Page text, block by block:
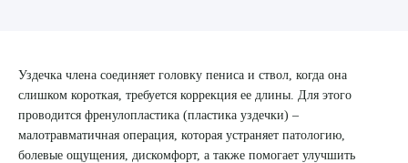
Политика конфиденциальности
Пользовательское соглашение
Хирургический стационар
Подготовка к диагностике
ДМС
Акции
Филиалы
Уздечка члена соединяет головку пениса и ствол, когда она
слишком короткая, требуется коррекция ее длины. Для этого
проводится френулопластика (пластика уздечки) –
малотравматичная операция, которая устраняет патологию,
болевые ощущения, дискомфорт, а также помогает улучшить